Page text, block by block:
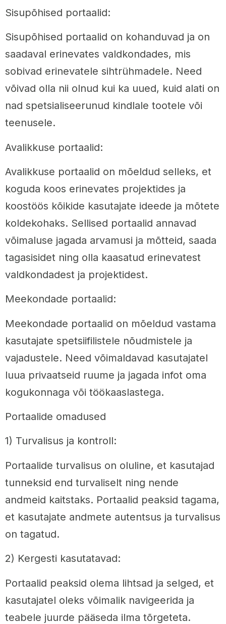
Sisupõhised portaalid:
Sisupõhised portaalid on kohanduvad ja on
saadaval erinevates valdkondades, mis
sobivad erinevatele sihtrühmadele. Need
võivad olla nii olnud kui ka uued, kuid alati on
nad spetsialiseerunud kindlale tootele või
teenusele.
Avalikkuse portaalid:
Avalikkuse portaalid on mõeldud selleks, et
koguda koos erinevates projektides ja
koostöös kõikide kasutajate ideede ja mõtete
koldekohaks. Sellised portaalid annavad
võimaluse jagada arvamusi ja mõtteid, saada
tagasisidet ning olla kaasatud erinevatest
valdkondadest ja projektidest.
Meekondade portaalid:
Meekondade portaalid on mõeldud vastama
kasutajate spetsiifilistele nõudmistele ja
vajadustele. Need võimaldavad kasutajatel
luua privaatseid ruume ja jagada infot oma
kogukonnaga või töökaaslastega.
Portaalide omadused
1) Turvalisus ja kontroll:
Portaalide turvalisus on oluline, et kasutajad
tunneksid end turvaliselt ning nende
andmeid kaitstaks. Portaalid peaksid tagama,
et kasutajate andmete autentsus ja turvalisus
on tagatud.
2) Kergesti kasutatavad:
Portaalid peaksid olema lihtsad ja selged, et
kasutajatel oleks võimalik navigeerida ja
teabele juurde pääseda ilma tõrgeteta.